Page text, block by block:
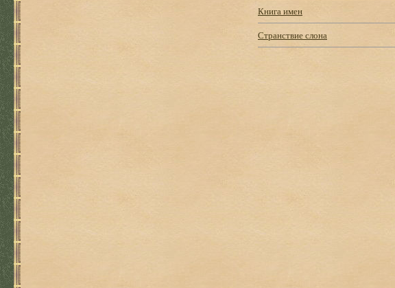
Книга имен
Странствие слона